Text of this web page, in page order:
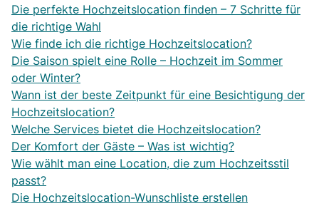
Die perfekte Hochzeitslocation finden – 7 Schritte für
die richtige Wahl
Wie finde ich die richtige Hochzeitslocation?
Die Saison spielt eine Rolle – Hochzeit im Sommer
oder Winter?
Wann ist der beste Zeitpunkt für eine Besichtigung der
Hochzeitslocation?
Welche Services bietet die Hochzeitslocation?
Der Komfort der Gäste – Was ist wichtig?
Wie wählt man eine Location, die zum Hochzeitsstil
passt?
Die Hochzeitslocation-Wunschliste erstellen